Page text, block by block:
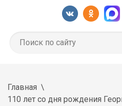
Главная
110 лет со дня рождения